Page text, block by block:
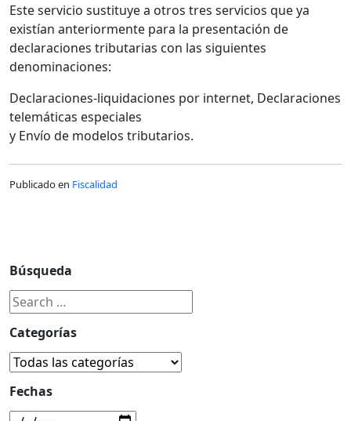
Este servicio sustituye a otros tres servicios que ya
existían anteriormente para la presentación de
declaraciones tributarias con las siguientes
denominaciones:
Declaraciones-liquidaciones por internet, Declaraciones
telemáticas especiales
y Envío de modelos tributarios.
Publicado en Fiscalidad
Búsqueda
Categorías
Fechas